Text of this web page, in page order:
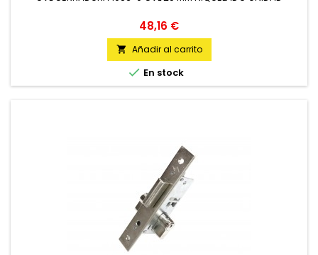
Precio
48,16 €
 Añadir al carrito
 En stock